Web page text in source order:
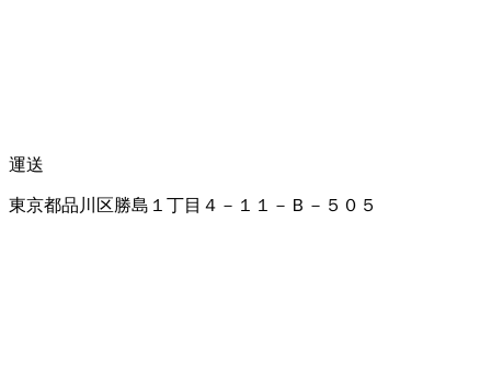
運送
東京都品川区勝島１丁目４－１１－Ｂ－５０５